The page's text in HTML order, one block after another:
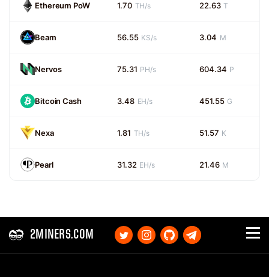
Ethereum PoW 1.70 TH/s 22.63 T
Beam 56.55 KS/s 3.04 M
Nervos 75.31 PH/s 604.34 P
Bitcoin Cash 3.48 EH/s 451.55 G
Nexa 1.81 TH/s 51.57 K
Pearl 31.32 EH/s 21.46 M
2MINERS.COM